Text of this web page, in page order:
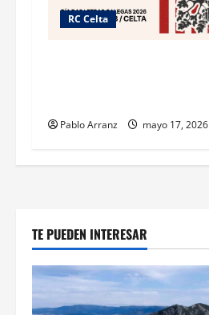
RC Celta
Pablo Arranz mayo 17, 2026
TE PUEDEN INTERESAR